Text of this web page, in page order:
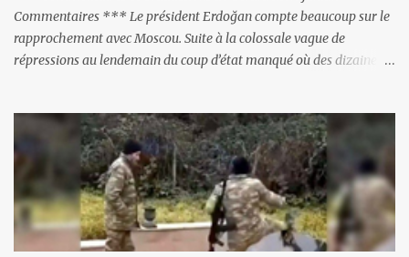
Commentaires *** Le président Erdoğan compte beaucoup sur le
rapprochement avec Moscou. Suite à la colossale vague de
répressions au lendemain du coup d’état manqué où des dizaines
fermés, ses relations avec les Occidentaux se sont notablement
refroidies ; Moscou s’était abstenu de critiquer Ankara sur cette
purge massive. Avec en perspective, une épée de Damoclès
suspendue au-dessus de la tête - la fin des négociations d’adhésion
à l’UE si la peine de mort est rétablie ; Et des menaces non voilées
envers les Etats-Unis : «Si Gülen n'est pas extradé, les États-Unis